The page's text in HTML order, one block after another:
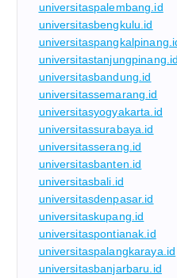
universitaspalembang.id
universitasbengkulu.id
universitastanjungpinang.id
universitasbandung.id
universitassemarang.id
universitasyogyakarta.id
universitassurabaya.id
universitasserang.id
universitasbanten.id
universitasbali.id
universitasdenpasar.id
universitaskupang.id
universitaspontianak.id
universitaspalangkaraya.id
universitasbanjarbaru.id